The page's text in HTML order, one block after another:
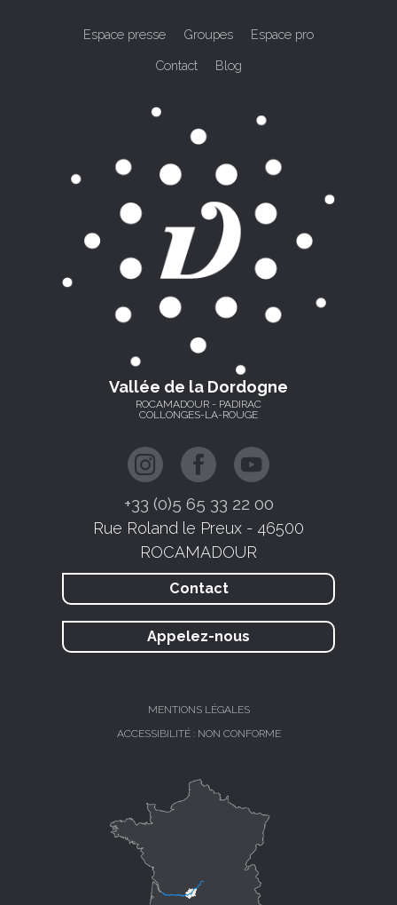
Espace presse Groupes Espace pro
Contact Blog
Vallée de la Dordogne
ROCAMADOUR - PADIRAC
COLLONGES-LA-ROUGE
+33 (0)5 65 33 22 00
Rue Roland le Preux - 46500
ROCAMADOUR
Contact
Appelez-nous
MENTIONS LÉGALES
ACCESSIBILITÉ : NON CONFORME